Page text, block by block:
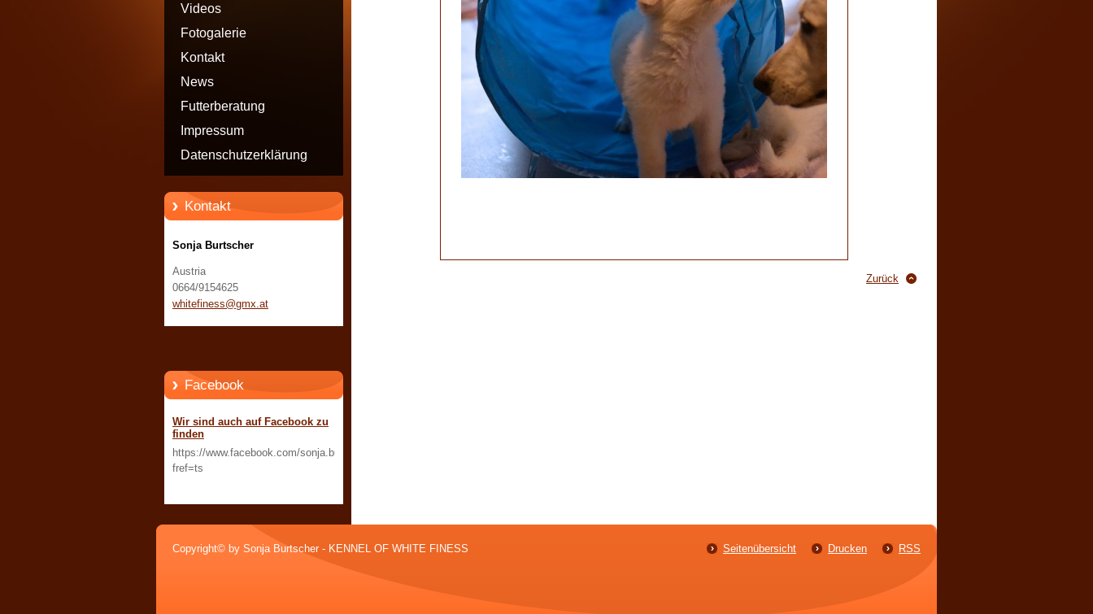
Videos
Fotogalerie
Kontakt
News
Futterberatung
Impressum
Datenschutzerklärung
Kontakt
Sonja Burtscher
Austria
0664/9154625
whitefiness@gmx.at
Facebook
Wir sind auch auf Facebook zu
finden
https://www.facebook.com/sonja.burtscher.7?
fref=ts
Zurück
Seitenübersicht Drucken RSS
Copyright© by Sonja Burtscher - KENNEL OF WHITE FINESS